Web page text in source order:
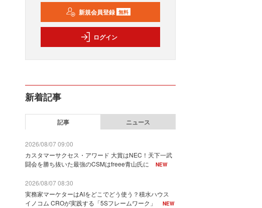
新規会員登録 無料
ログイン
新着記事
記事 ニュース
2026/08/07 09:00
カスタマーサクセス・アワード 大賞はNEC！天下一武
闘会を勝ち抜いた最強のCSMはfreee青山氏に
NEW
2026/08/07 08:30
実務家マーケターはAIをどこでどう使う？積水ハウス
イノコム CROが実践する「5Sフレームワーク」
NEW